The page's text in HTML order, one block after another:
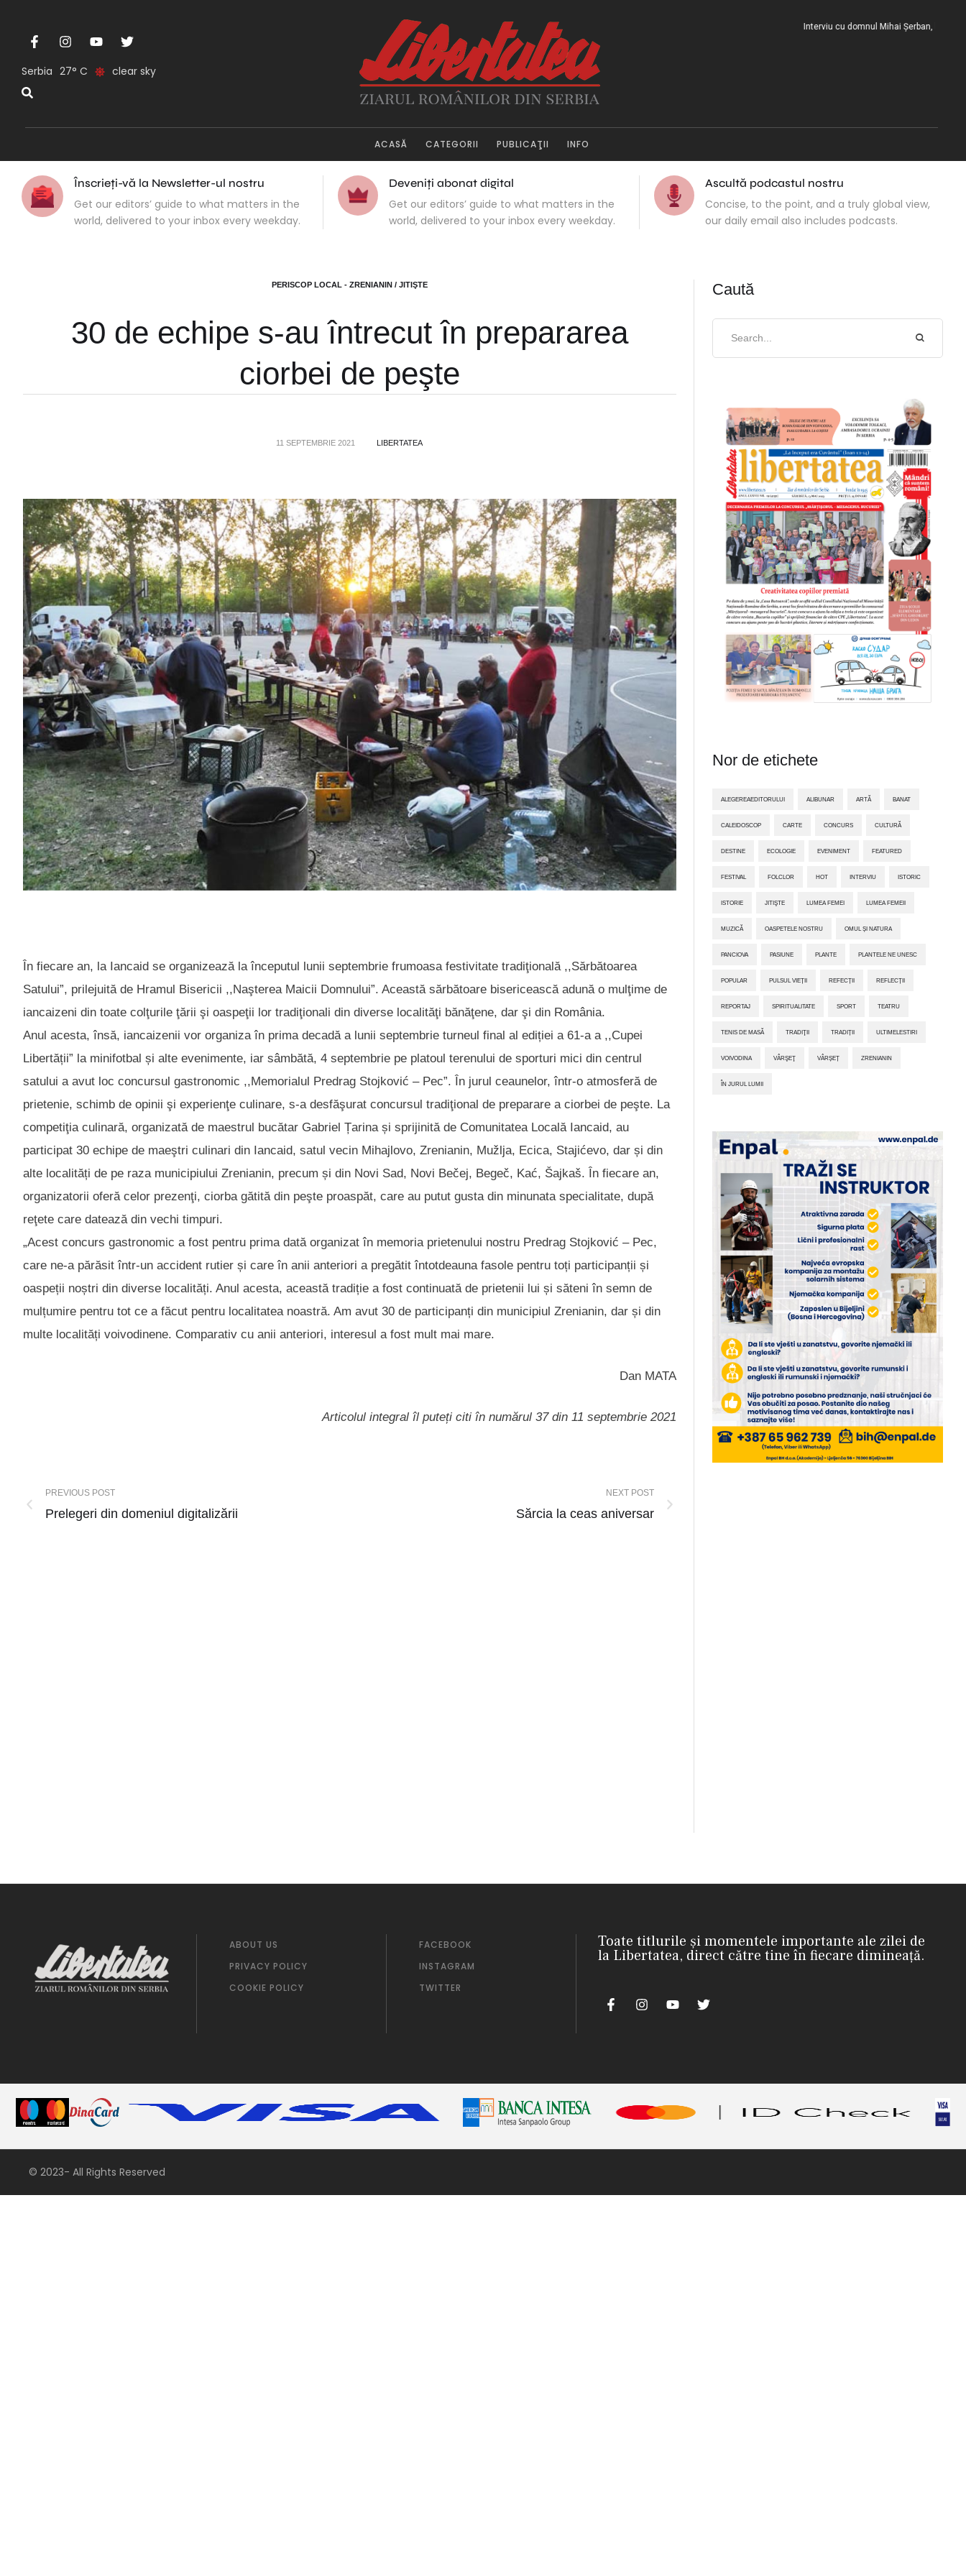
Serbia 27 clear sky
Interviu cu domnul Mihai Șerban, la
ACASĂ CATEGORII PUBLICAŢII INFO
Înscrieți-vă la Newsletter-ul nostru
Get our editors’ guide to what matters in the
world, delivered to your inbox every weekday.
Deveniți abonat digital
Get our editors’ guide to what matters in the
world, delivered to your inbox every weekday.
Ascultă podcastul nostru
Concise, to the point, and a truly global view,
our daily email also includes podcasts.
PERISCOP LOCAL - ZRENIANIN / JITIŞTE
30 de echipe s-au întrecut în prepararea
ciorbei de peşte
11 SEPTEMBRIE 2021 LIBERTATEA
În fiecare an, la Iancaid se organizează la începutul lunii septembrie frumoasa festivitate tradiţională ,,Sărbătoarea
Satului”, prilejuită de Hramul Bisericii ,,Naşterea Maicii Domnului”. Această sărbătoare bisericească adună o mulţime de
iancaizeni din toate colţurile ţării şi oaspeţii lor tradiţionali din diverse localităţi bănăţene, dar şi din România.
Anul acesta, însă, iancaizenii vor organiza în prima decadă a lunii septembrie turneul final al ediției a 61-a a ,,Cupei
Libertății” la minifotbal și alte evenimente, iar sâmbătă, 4 septembrie pe platoul terenului de sporturi mici din centrul
satului a avut loc concursul gastronomic ,,Memorialul Predrag Stojković – Pec”. În jurul ceaunelor, într-o atmosferă de
prietenie, schimb de opinii şi experienţe culinare, s-a desfăşurat concursul tradiţional de preparare a ciorbei de peşte. La
competiţia culinară, organizată de maestrul bucătar Gabriel Țarina și sprijinită de Comunitatea Locală Iancaid, au
participat 30 echipe de maeştri culinari din Iancaid, satul vecin Mihajlovo, Zrenianin, Mužlja, Ecica, Stajićevo, dar și din
alte localități de pe raza municipiului Zrenianin, precum și din Novi Sad, Novi Bečej, Begeč, Kać, Šajkaš. În fiecare an,
organizatorii oferă celor prezenţi, ciorba gătită din peşte proaspăt, care au putut gusta din minunata specialitate, după
reţete care datează din vechi timpuri.
„Acest concurs gastronomic a fost pentru prima dată organizat în memoria prietenului nostru Predrag Stojković – Pec,
care ne-a părăsit într-un accident rutier și care în anii anteriori a pregătit întotdeauna fasole pentru toți participanții și
oaspeții noștri din diverse localități. Anul acesta, această tradiție a fost continuată de prietenii lui și săteni în semn de
mulțumire pentru tot ce a făcut pentru localitatea noastră. Am avut 30 de participanți din municipiul Zrenianin, dar și din
multe localități voivodinene. Comparativ cu anii anteriori, interesul a fost mult mai mare.
Dan MATA
Articolul integral îl puteți citi în numărul 37 din 11 septembrie 2021
PREVIOUS POST
Prelegeri din domeniul digitalizării
NEXT POST
Sărcia la ceas aniversar
Caută
Nor de etichete
ALEGEREAEDITORULUI ALIBUNAR ARTĂ BANAT
CALEIDOSCOP CARTE CONCURS CULTURĂ
DESTINE ECOLOGIE EVENIMENT FEATURED
FESTIVAL FOLCLOR HOT INTERVIU ISTORIC
ISTORIE JITIŞTE LUMEA FEMEI LUMEA FEMEII
MUZICĂ OASPETELE NOSTRU OMUL ȘI NATURA
PANCIOVA PASIUNE PLANTE PLANTELE NE UNESC
POPULAR PULSUL VIEȚII REFECȚII REFLECȚII
REPORTAJ SPIRITUALITATE SPORT TEATRU
TENIS DE MASĂ TRADIŢII TRADIȚII ULTIMELESTIRI
VOIVODINA VÂRŞEŢ VÂRȘEȚ ZRENIANIN
ÎN JURUL LUMII
ABOUT US
PRIVACY POLICY
COOKIE POLICY
FACEBOOK
INSTAGRAM
TWITTER
Toate titlurile și momentele importante ale zilei de
la Libertatea, direct către tine în fiecare dimineață.
© 2023- All Rights Reserved